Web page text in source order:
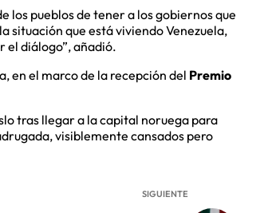
los pueblos de tener a los gobiernos que
situación que está viviendo Venezuela,
el diálogo”, añadió.
en el marco de la recepción del Premio
tras llegar a la capital noruega para
visiblemente cansados pero
SIGUIENTE